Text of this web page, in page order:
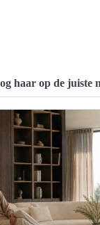
haar op de juiste